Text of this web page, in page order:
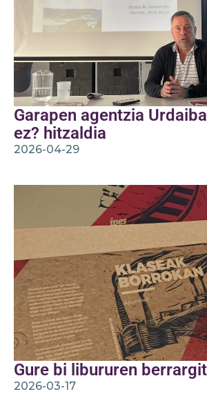
Garapen agentzia
ez? hitzaldia
2026-04-29
Gure bi libururen
2026-03-17